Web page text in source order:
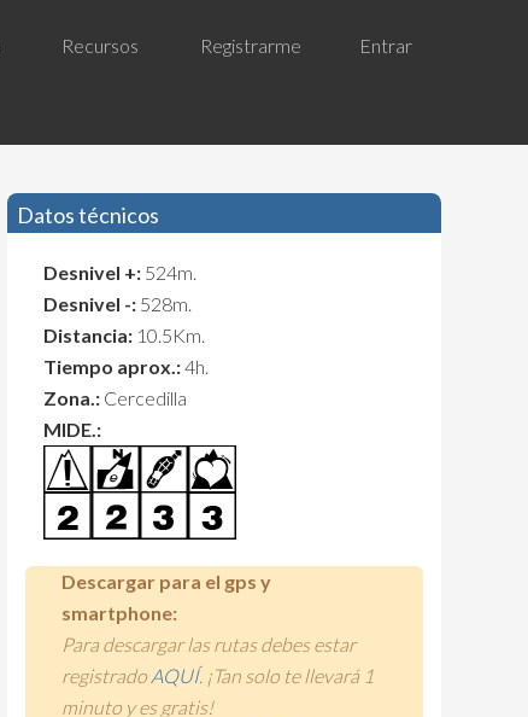
Recursos Registrarme Entrar
Datos técnicos
Desnivel +: 524m.
Desnivel -: 528m.
Distancia: 10.5Km.
Tiempo aprox.:4h.
Zona.: Cercedilla
MIDE.:
Descargar para el gps y
smartphone:
Para descargar las rutas debes estar
registrado AQUÍ. ¡Tan solo te llevará 1
minuto y es gratis!